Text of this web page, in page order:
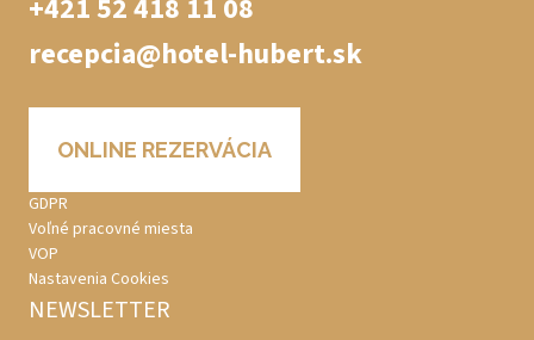
+421 52 418 11 08
recepcia@hotel-hubert.sk
ONLINE REZERVÁCIA
GDPR
Voľné pracovné miesta
VOP
Nastavenia Cookies
NEWSLETTER